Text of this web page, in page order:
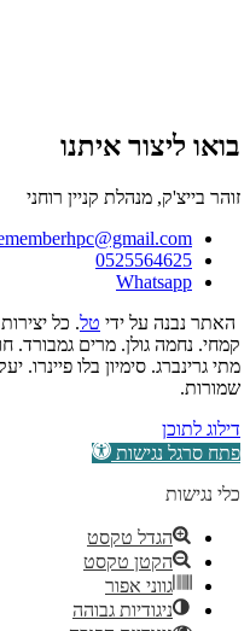
בואו ליצור איתנו
זוהר בייצ'ק, מנהלת קניין רוחני
0525564625
Whatsapp
האתר נבנה על ידי טל. כל
קמחי. נחמה גולן. מרים גמבורד.
מתי גרינברג. סימיון בלו פיינרו.
שמורות.
דילוג לתוכן
פתח סרגל נגישות
כלי נגישות
הגדל טקסט
הקטן טקסט
גווני אפור
ניגודיות גבוהה